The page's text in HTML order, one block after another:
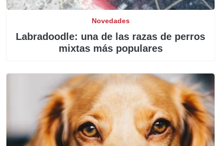
Novedades
Labradoodle: una de las razas de perros
mixtas más populares